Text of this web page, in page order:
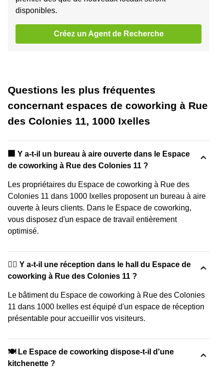
disponibles.
Créez un Agent de Recherche
Questions les plus fréquentes
concernant espaces de coworking à Rue
des Colonies 11, 1000 Ixelles
‍🏢 Y a-t-il un bureau à aire ouverte dans le Espace
de coworking à Rue des Colonies 11 ?
Les propriétaires du Espace de coworking à Rue des
Colonies 11 dans 1000 Ixelles proposent un bureau à aire
ouverte à leurs clients. Dans le Espace de coworking,
vous disposez d'un espace de travail entièrement
optimisé.
🙋‍♀️ Y a-t-il une réception dans le hall du Espace de
coworking à Rue des Colonies 11 ?
Le bâtiment du Espace de coworking à Rue des Colonies
11 dans 1000 Ixelles est équipé d'un espace de réception
présentable pour accueillir vos visiteurs.
🍽️ Le Espace de coworking dispose-t-il d'une
kitchenette ?